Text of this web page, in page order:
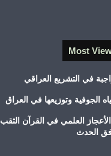
Most
في التشريع العراقي
الجوفية وتوزيعها في العراق
العلمي في القرآن الثقب
الحدث